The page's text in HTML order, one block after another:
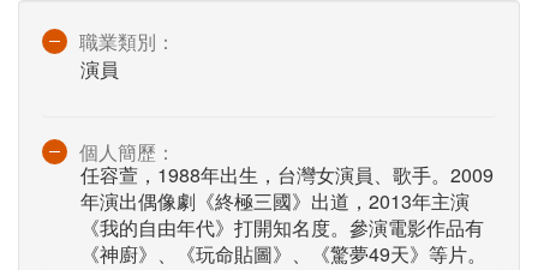
職業類別：
演員
個人簡歷：
任容萱，1988年出生，台灣女演員、歌手。2009
年演出偶像劇《終極三國》出道，2013年主演
《我的自由年代》打開知名度。參演電影作品有
《神廚》、《玩命貼圖》、《驚夢49天》等片。